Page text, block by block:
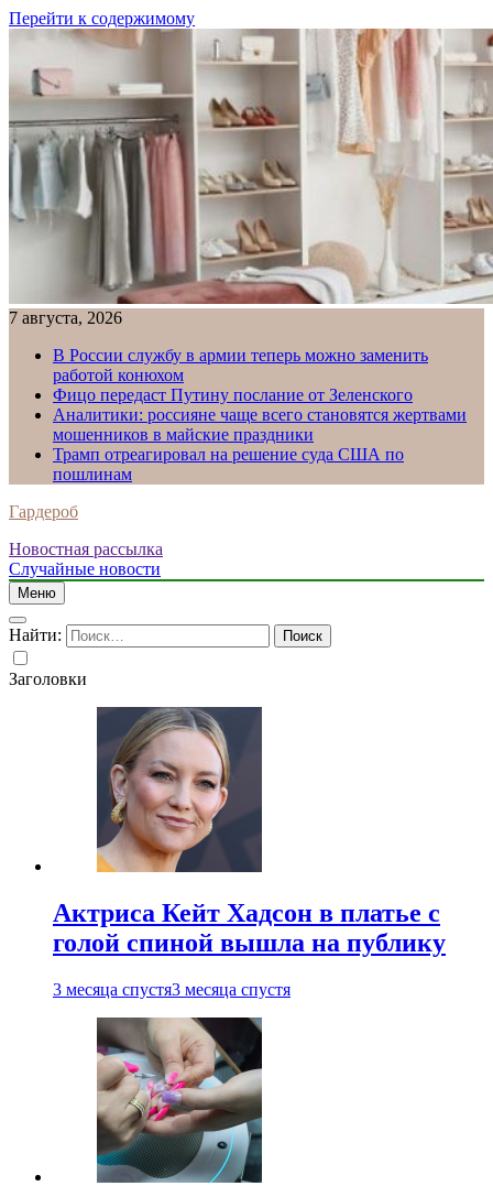
Перейти к содержимому
7 августа, 2026
В России службу в армии теперь можно заменить
работой конюхом
Фицо передаст Путину послание от Зеленского
Аналитики: россияне чаще всего становятся жертвами
мошенников в майские праздники
Трамп отреагировал на решение суда США по
пошлинам
Гардероб
Новостная рассылка
Случайные новости
Меню
Найти:
Заголовки
Актриса Кейт Хадсон в платье с
голой спиной вышла на публику
3 месяца спустя3 месяца спустя